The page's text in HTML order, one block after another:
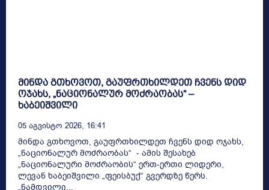
მინდა გთხოვოთ, გაუფრთხილდეთ ჩვენს დიდ
ოჯახს, „ნაციონალურ მოძრაობას“ –
ხაბეიშვილი
05 Აგვისტო 2026, 16:41
მინდა გთხოვოთ, გაუფრთხილდეთ ჩვენს დიდ ოჯახს,
„ნაციონალურ მოძრაობას“ - ამის შესახებ
„ნაციონალური მოძრაობის“ ერთ-ერთი ლიდერი,
ლევან ხაბეიშვილი „ფეისბუქ“ გვერდზე წერს.
„ნამდვილი...